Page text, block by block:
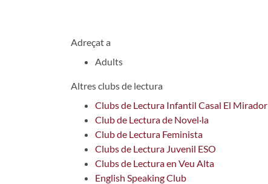
Adreçat a
Adults
Altres clubs de lectura
Clubs de Lectura Infantil Casal El Mirador
Club de Lectura de Novel·la
Club de Lectura Feminista
Clubs de Lectura Juvenil ESO
Clubs de Lectura en Veu Alta
English Speaking Club